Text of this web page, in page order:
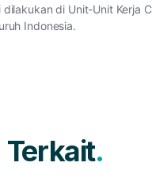
dilakukan di Unit-Unit Kerja
Indonesia.
Terkait